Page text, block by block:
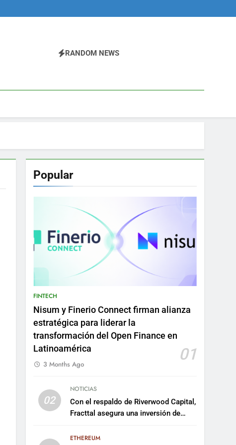
RANDOM NEWS
Popular
FINTECH
Nisum y Finerio Connect firman alianza
estratégica para liderar la
transformación del Open Finance en
Latinoamérica
01
3 Months Ago
02
NOTICIAS
Con el respaldo de Riverwood Capital,
Fracttal asegura una inversión de
plataforma
ETHEREUM